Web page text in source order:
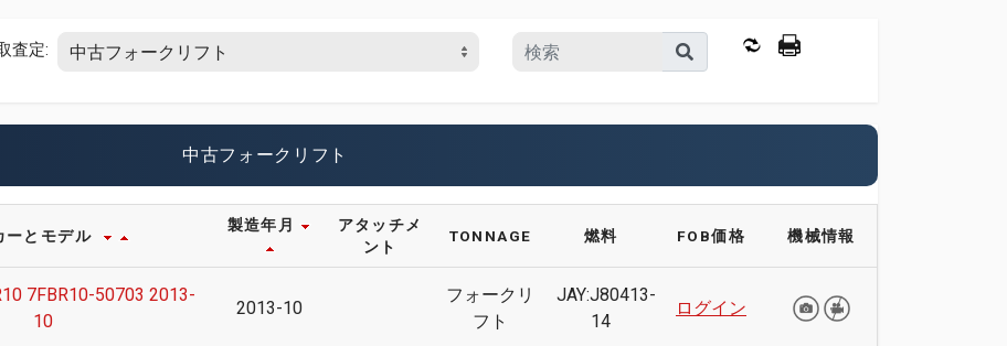
査定:
中古フォークリフト
ーとモデル
製造年月
アタッチメ
ント
TONNAGE 燃料 FOB価格 機械情報
7FBR10-50703 2013-
10
2013-10
フォークリ
フト
JAY:J80413-
14
ログイン